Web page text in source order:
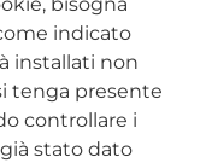
bisogna
indicato
installati non
tenga presente
controllare i
stato dato